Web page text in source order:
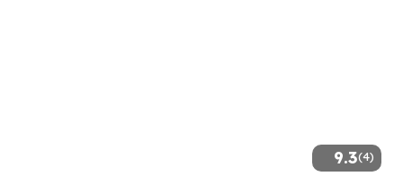
9.3(4)